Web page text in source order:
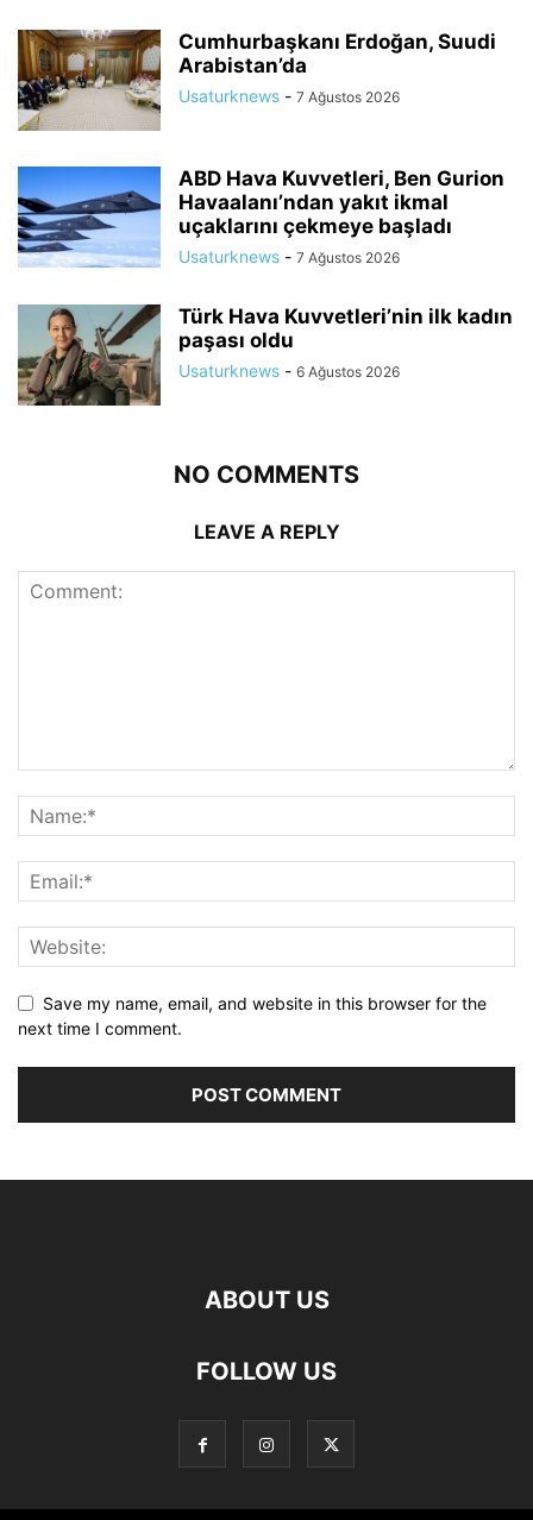
Cumhurbaşkanı Erdoğan, Suudi
Arabistan’da
Usaturknews - 7 Ağustos 2026
ABD Hava Kuvvetleri, Ben Gurion
Havaalanı’ndan yakıt ikmal
uçaklarını çekmeye başladı
Usaturknews - 7 Ağustos 2026
Türk Hava Kuvvetleri’nin ilk kadın
paşası oldu
Usaturknews - 6 Ağustos 2026
NO COMMENTS
LEAVE A REPLY
Save my name, email, and website in this browser for the
next time I comment.
ABOUT US
FOLLOW US